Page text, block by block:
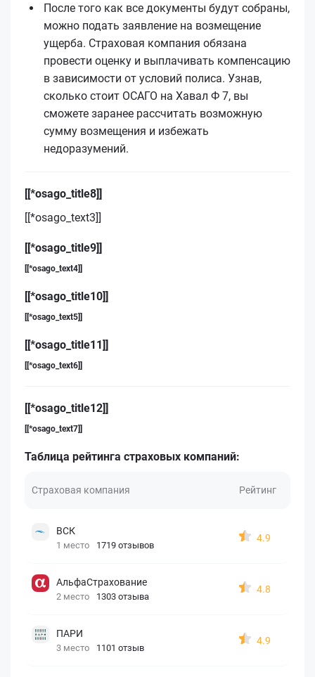
После того как все документы будут собраны,
можно подать заявление на возмещение
ущерба. Страховая компания обязана
провести оценку и выплачивать компенсацию
в зависимости от условий полиса. Узнав,
сколько стоит ОСАГО на Хавал Ф 7, вы
сможете заранее рассчитать возможную
сумму возмещения и избежать
недоразумений.
[[*osago_title8]]
[[*osago_text3]]
[[*osago_title9]]
[[*osago_text4]]
[[*osago_title10]]
[[*osago_text5]]
[[*osago_title11]]
[[*osago_text6]]
[[*osago_title12]]
[[*osago_text7]]
Таблица рейтинга страховых компаний:
Страховая компания Рейтинг
ВСК
1 место 1719 отзывов
4.9
АльфаСтрахование
2 место 1303 отзыва
4.8
ПАРИ
3 место 1101 отзыв
4.9